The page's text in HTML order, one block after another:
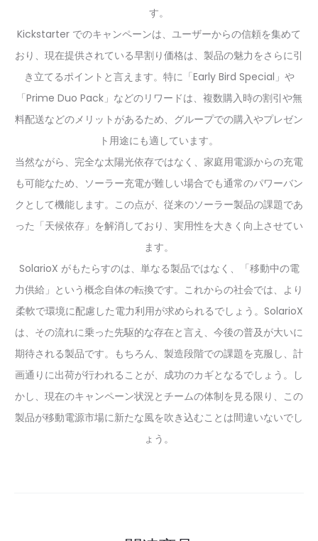
す。
Kickstarter でのキャンペーンは、ユーザーからの信頼を集めて
おり、現在提供されている早割り価格は、製品の魅力をさらに引
き立てるポイントと言えます。特に「Early Bird Special」や
「Prime Duo Pack」などのリワードは、複数購入時の割引や無
料配送などのメリットがあるため、グループでの購入やプレゼン
ト用途にも適しています。
当然ながら、完全な太陽光依存ではなく、家庭用電源からの充電
も可能なため、ソーラー充電が難しい場合でも通常のパワーバン
クとして機能します。この点が、従来のソーラー製品の課題であ
った「天候依存」を解消しており、実用性を大きく向上させてい
ます。
SolarioX がもたらすのは、単なる製品ではなく、「移動中の電
力供給」という概念自体の転換です。これからの社会では、より
柔軟で環境に配慮した電力利用が求められるでしょう。SolarioX
は、その流れに乗った先駆的な存在と言え、今後の普及が大いに
期待される製品です。もちろん、製造段階での課題を克服し、計
画通りに出荷が行われることが、成功のカギとなるでしょう。し
かし、現在のキャンペーン状況とチームの体制を見る限り、この
製品が移動電源市場に新たな風を吹き込むことは間違いないでし
ょう。